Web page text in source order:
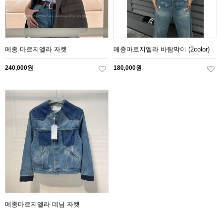
메종 마르지엘라 자켓
240,000원
메종마르지엘라 바람막이 (2color)
180,000원
메종마르지엘라 데님 자켓